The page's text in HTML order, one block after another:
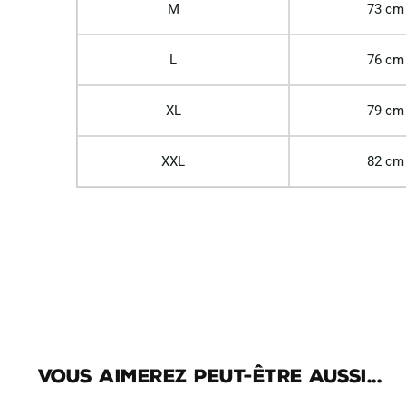
M 73 cm
L 76 cm
XL 79 cm
XXL 82 cm
Vous aimerez peut-être aussi...